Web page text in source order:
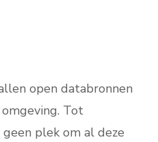
open databronnen
Tot
plek om al deze